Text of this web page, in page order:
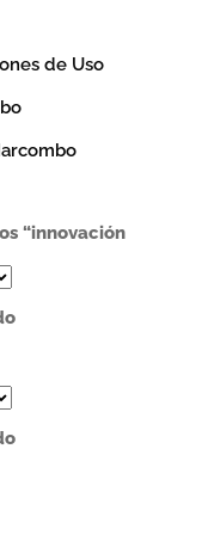
de Uso
“innovación